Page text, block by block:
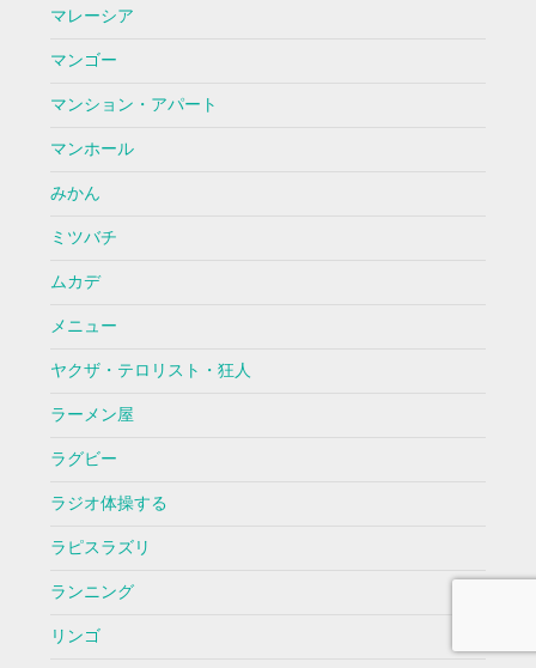
マレーシア
マンゴー
マンション・アパート
マンホール
みかん
ミツバチ
ムカデ
メニュー
ヤクザ・テロリスト・狂人
ラーメン屋
ラグビー
ラジオ体操する
ラピスラズリ
ランニング
リンゴ